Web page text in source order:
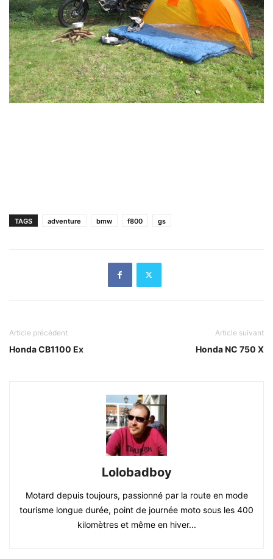
TAGS adventure bmw f800 gs
Article précédent
Honda CB1100 Ex
Article suivant
Honda NC 750 X
Lolobadboy
Motard depuis toujours, passionné par la route en mode
tourisme longue durée, point de journée moto sous les 400
kilomètres et même en hiver...